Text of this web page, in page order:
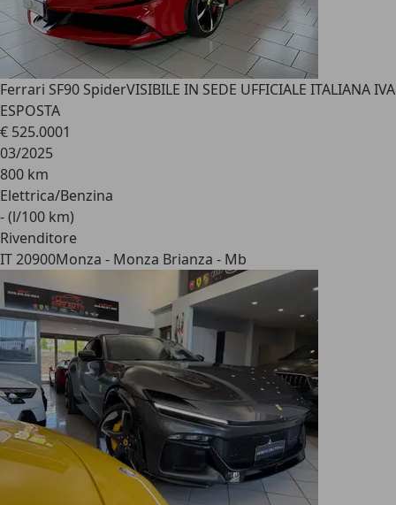
Ferrari SF90 SpiderVISIBILE IN SEDE UFFICIALE ITALIANA IVA
ESPOSTA
€ 525.0001
03/2025
800 km
Elettrica/Benzina
- (l/100 km)
Rivenditore
IT 20900Monza - Monza Brianza - Mb